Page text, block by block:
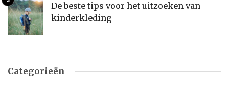
De beste tips voor het uitzoeken van
kinderkleding
Categorieën